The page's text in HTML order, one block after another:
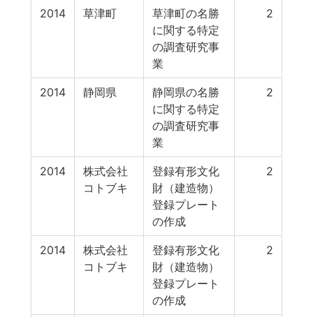
2014 草津町
草津町の名勝
に関する特定
の調査研究事
業
2
2014 静岡県
静岡県の名勝
に関する特定
の調査研究事
業
2
2014
株式会社
コトブキ
登録有形文化
財（建造物）
登録プレート
の作成
2
2014
株式会社
コトブキ
登録有形文化
財（建造物）
登録プレート
の作成
2